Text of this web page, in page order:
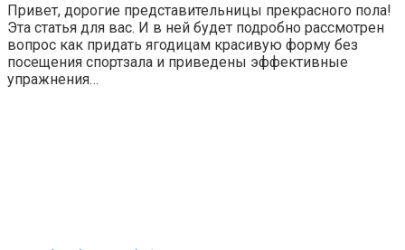
Привет, дорогие представительницы прекрасного пола!
Эта статья для вас. И в ней будет подробно рассмотрен
вопрос как придать ягодицам красивую форму без
посещения спортзала и приведены эффективные
упражнения…